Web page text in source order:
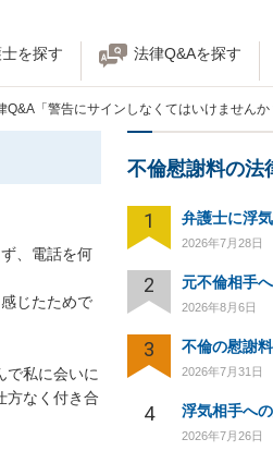
を探す 法律Q&Aを探す
Q&A「警告にサインしなくてはいけませんか
、電話を何
じたためで
で私に会いに
方なく付き合
不倫慰謝料の法
1
2026年7月28日
2 元不倫相手
2026年8月6日
3
2026年7月31日
4
2026年7月26日